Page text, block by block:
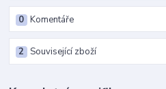
Komentáře
0
Související zboží
2